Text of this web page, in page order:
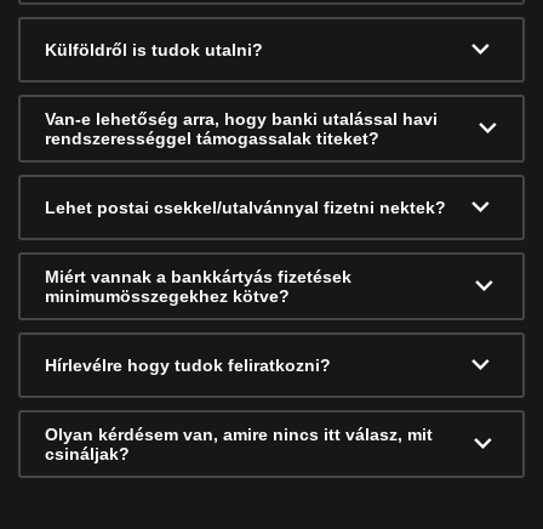
Külföldről is tudok utalni?
Van-e lehetőség arra, hogy banki utalással havi
rendszerességgel támogassalak titeket?
Lehet postai csekkel/utalvánnyal fizetni nektek?
Miért vannak a bankkártyás fizetések
minimumösszegekhez kötve?
Hírlevélre hogy tudok feliratkozni?
Olyan kérdésem van, amire nincs itt válasz, mit
csináljak?